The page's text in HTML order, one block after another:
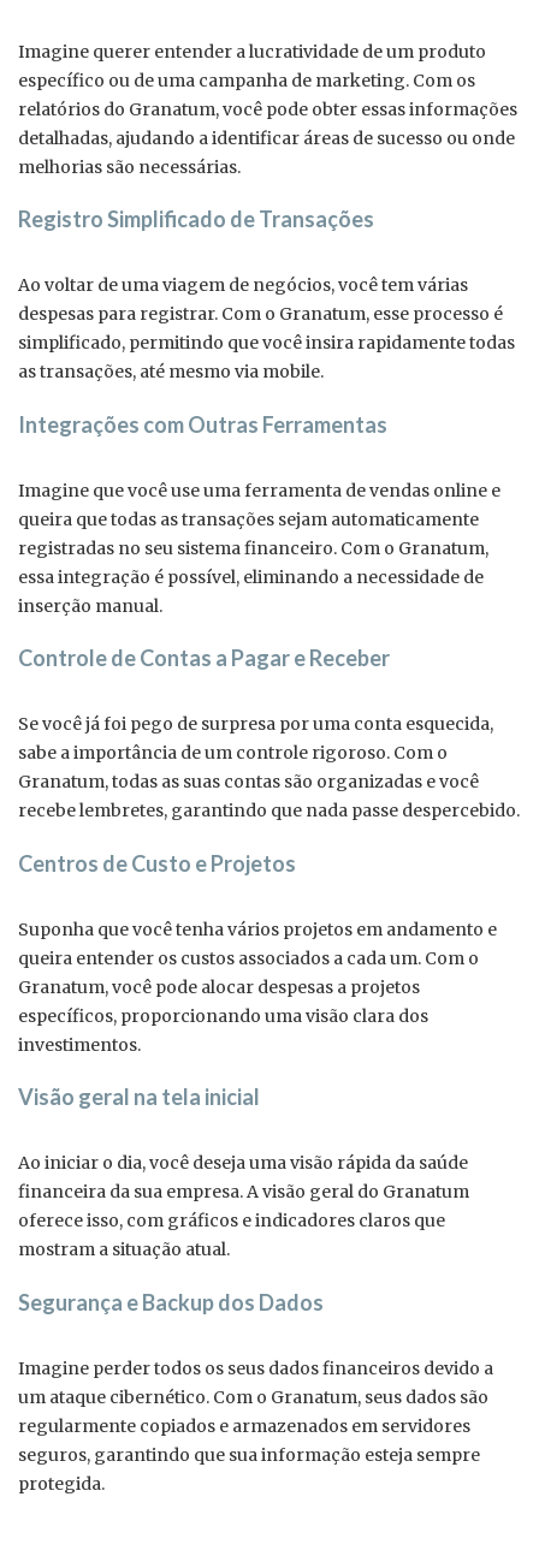
Imagine querer entender a lucratividade de um produto
específico ou de uma campanha de marketing. Com os
relatórios do Granatum, você pode obter essas informações
detalhadas, ajudando a identificar áreas de sucesso ou onde
melhorias são necessárias.
Registro Simplificado de Transações
Ao voltar de uma viagem de negócios, você tem várias
despesas para registrar. Com o Granatum, esse processo é
simplificado, permitindo que você insira rapidamente todas
as transações, até mesmo via mobile.
Integrações com Outras Ferramentas
Imagine que você use uma ferramenta de vendas online e
queira que todas as transações sejam automaticamente
registradas no seu sistema financeiro. Com o Granatum,
essa integração é possível, eliminando a necessidade de
inserção manual.
Controle de Contas a Pagar e Receber
Se você já foi pego de surpresa por uma conta esquecida,
sabe a importância de um controle rigoroso. Com o
Granatum, todas as suas contas são organizadas e você
recebe lembretes, garantindo que nada passe despercebido.
Centros de Custo e Projetos
Suponha que você tenha vários projetos em andamento e
queira entender os custos associados a cada um. Com o
Granatum, você pode alocar despesas a projetos
específicos, proporcionando uma visão clara dos
investimentos.
Visão geral na tela inicial
Ao iniciar o dia, você deseja uma visão rápida da saúde
financeira da sua empresa. A visão geral do Granatum
oferece isso, com gráficos e indicadores claros que
mostram a situação atual.
Segurança e Backup dos Dados
Imagine perder todos os seus dados financeiros devido a
um ataque cibernético. Com o Granatum, seus dados são
regularmente copiados e armazenados em servidores
seguros, garantindo que sua informação esteja sempre
protegida.